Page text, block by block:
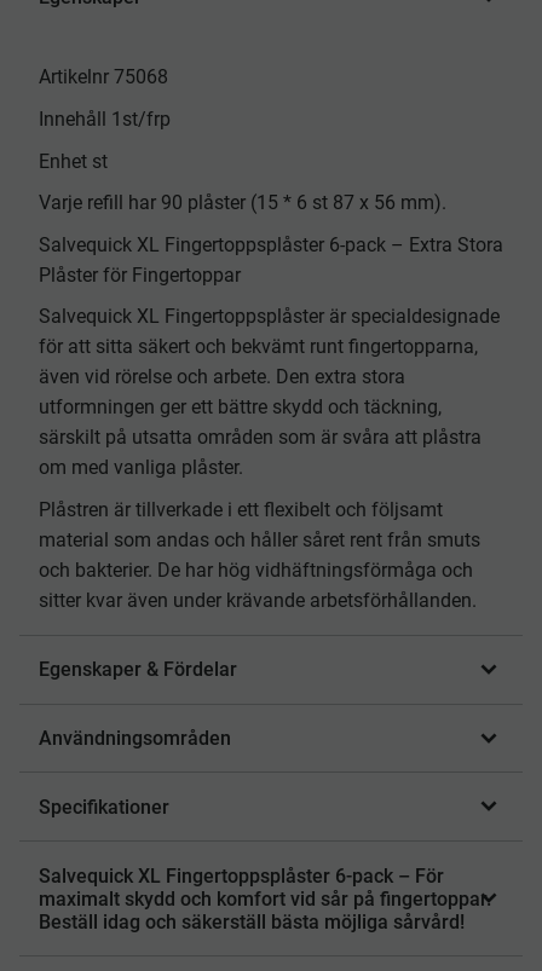
Artikelnr 75068
Innehåll 1st/frp
Enhet st
Varje refill har 90 plåster (15 * 6 st 87 x 56 mm).
Salvequick XL Fingertoppsplåster 6-pack – Extra Stora
Plåster för Fingertoppar
Salvequick XL Fingertoppsplåster är specialdesignade
för att sitta säkert och bekvämt runt fingertopparna,
även vid rörelse och arbete. Den extra stora
utformningen ger ett bättre skydd och täckning,
särskilt på utsatta områden som är svåra att plåstra
om med vanliga plåster.
Plåstren är tillverkade i ett flexibelt och följsamt
material som andas och håller såret rent från smuts
och bakterier. De har hög vidhäftningsförmåga och
sitter kvar även under krävande arbetsförhållanden.
Egenskaper & Fördelar
Användningsområden
Specifikationer
Salvequick XL Fingertoppsplåster 6-pack – För
maximalt skydd och komfort vid sår på fingertoppar.
Beställ idag och säkerställ bästa möjliga sårvård!